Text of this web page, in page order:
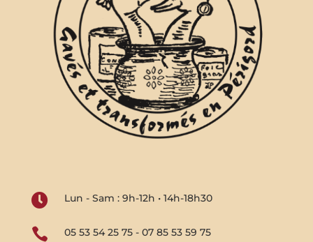
 Lun - Sam : 9h-12h • 14h-18h30
 05 53 54 25 75 - 07 85 53 59 75